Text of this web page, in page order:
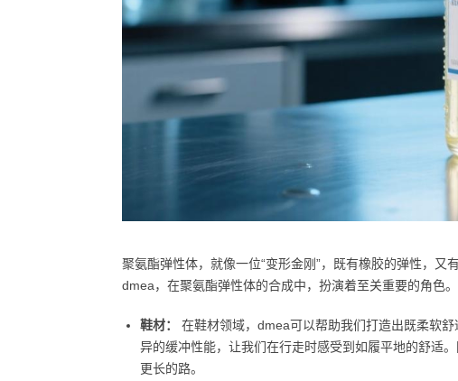
聚氨酯弹性体，就像一位“变形金刚”，既有橡胶的弹性，
dmea，在聚氨酯弹性体的合成中，扮演着至关重要的角色。
鞋材：
在鞋材领域，dmea可以帮助我们打造出既柔软
异的缓冲性能，让我们在行走时感受到如履平地的舒适
更长的路。